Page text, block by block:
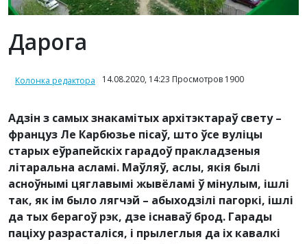
Дарога
Колонка редактора 14.08.2020, 14:23 Просмотров 1900
Адзін з самых знакамітых архітэктараў свету –
француз Ле Карбюзье пісаў, што ўсе вуліцы
старых еўрапейскіх гарадоў пракладзеныя
літаральна асламі. Маўляў, аслы, якія былі
асноўнымі цяглавымі жывёламі ў мінулым, ішлі
так, як ім было лягчэй – абыходзілі пагоркі, ішлі
да тых берагоў рэк, дзе існаваў брод. Гарады
паціху разрасталіся, і прылеглыя да іх кавалкі